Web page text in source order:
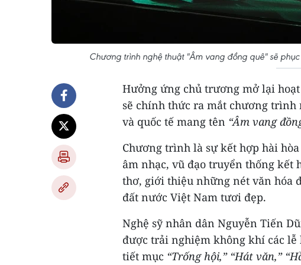
Chương trình nghệ thuật "Âm vang đồng quê" sẽ
Hưởng ứng chủ trương mở lại
sẽ chính thức ra mắt chương
và quốc tế mang tên “Âm vang
Chương trình là sự kết hợp hài
âm nhạc, vũ đạo truyển thống kết
thơ, giới thiệu những nét văn hóa
đất nước Việt Nam tươi đẹp.
Nghệ sỹ nhân dân Nguyễn Tiến
được trải nghiệm không khí các lễ
tiết mục “Trống hội,” “Hát văn,”